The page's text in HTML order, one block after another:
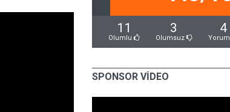
11
Olumlu
3
Olumsuz
4
Yorum
SPONSOR VİDEO